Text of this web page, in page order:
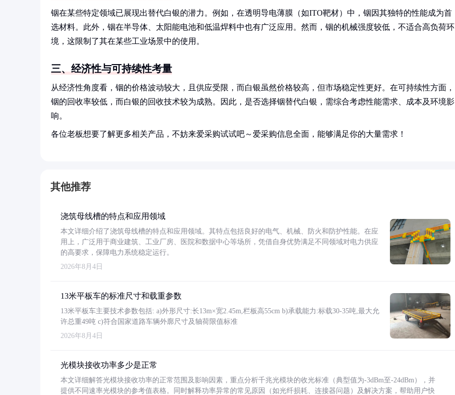
铟在某些特定领域已展现出替代白银的潜力。例如，在透明导电薄膜（如ITO靶材）中，铟因其独特的性能成为首
选材料。此外，铟在半导体、太阳能电池和低温焊料中也有广泛应用。然而，铟的机械强度较低，不适合高负荷环
境，这限制了其在某些工业场景中的使用。
三、经济性与可持续性考量
从经济性角度看，铟的价格波动较大，且供应受限，而白银虽然价格较高，但市场稳定性更好。在可持续性方面，
铟的回收率较低，而白银的回收技术较为成熟。因此，是否选择铟替代白银，需综合考虑性能需求、成本及环境影
响。
各位老板想要了解更多相关产品，不妨来爱采购试试吧～爱采购信息全面，能够满足你的大量需求！
其他推荐
浇筑母线槽的特点和应用领域
本文详细介绍了浇筑母线槽的特点和应用领域。其特点包括良好的电气、机械、防火和防护性能。在应
用上，广泛用于商业建筑、工业厂房、医院和数据中心等场所，凭借自身优势满足不同领域对电力供应
的高要求，保障电力系统稳定运行。
2026年8月4日
13米平板车的标准尺寸和载重参数
13米平板车主要技术参数包括: a)外形尺寸:长13m×宽2.45m,栏板高55cm b)承载能力:标载30-35吨,最大允
许总重49吨 c)符合国家道路车辆外廓尺寸及轴荷限值标准
2026年8月4日
光模块接收功率多少是正常
本文详细解答光模块接收功率的正常范围及影响因素，重点分析千兆光模块的收光标准（典型值为-3dBm至-24dBm），并
提供不同速率光模块的参考值表格。同时解释功率异常的常见原因（如光纤损耗、连接器问题）及解决方案，帮助用户快